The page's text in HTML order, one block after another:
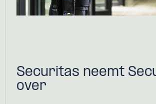
Securitas neemt
over